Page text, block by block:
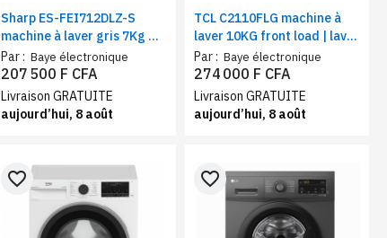
Sharp ES-FEI712DLZ-S
machine à laver gris 7Kg –
lave-linge performant,
économique et pratique
Par : Baye électronique
207 500 F CFA
Livraison GRATUITE
aujourd’hui, 8 août
TCL C2110FLG machine à
laver 10KG front load | lave-
linge moteur digital
inverter et tambour nid
d’abeille
Par : Baye électronique
274 000 F CFA
Livraison GRATUITE
aujourd’hui, 8 août
favorite_border favorite_border